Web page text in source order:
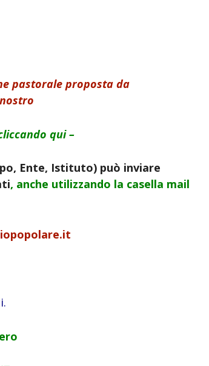
pastorale proposta da
qui –
Ente, Istituto) può inviare
, anche utilizzando la casella mail